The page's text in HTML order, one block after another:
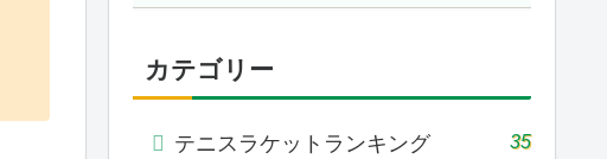
カテゴリー
テニスラケットランキング 35